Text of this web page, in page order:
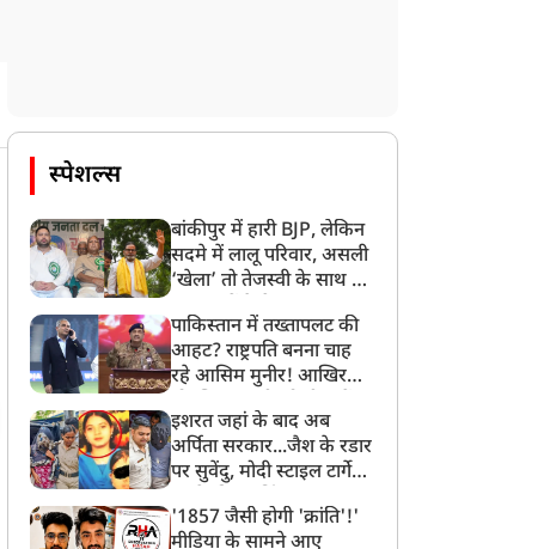
स्पेशल्स
बांकीपुर में हारी BJP, लेकिन
सदमे में लालू परिवार, असली
‘खेला’ तो तेजस्वी के साथ हो
पाकिस्तान में तख्तापलट की
आहट? राष्ट्रपति बनना चाह
रहे आसिम मुनीर! आखिर
बनाया मोहरा?
इशरत जहां के बाद अब
अर्पिता सरकार...जैश के रडार
पर सुवेंदु, मोदी स्टाइल टार्गेट
बड़ा एक्शन!
'1857 जैसी होगी 'क्रांति'!'
मीडिया के सामने आए